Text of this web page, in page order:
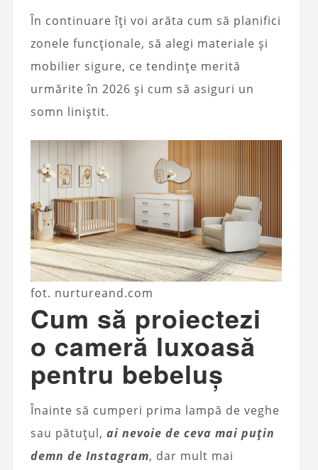
În continuare îți voi arăta cum să planifici
zonele funcționale, să alegi materiale și
mobilier sigure, ce tendințe merită
urmărite în 2026 și cum să asiguri un
somn liniștit.
fot. nurtureand.com
Cum să proiectezi
o cameră luxoasă
pentru bebeluș
Înainte să cumperi prima lampă de veghe
sau pătuțul, ai nevoie de ceva mai puțin
demn de Instagram, dar mult mai